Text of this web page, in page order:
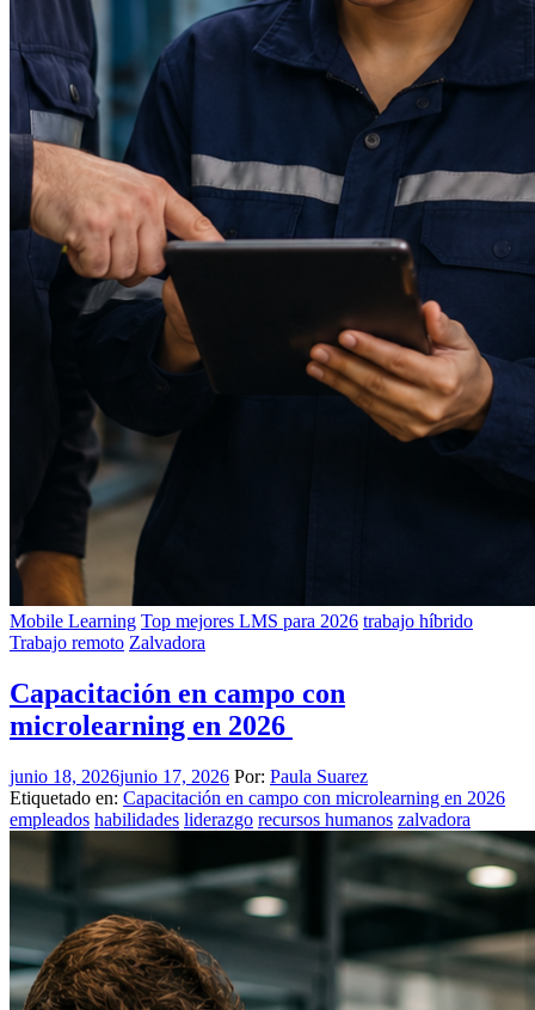
Mobile Learning Top mejores LMS para 2026 trabajo híbrido
Trabajo remoto Zalvadora
Capacitación en campo con
microlearning en 2026
junio 18, 2026junio 17, 2026 Por: Paula Suarez
Etiquetado en: Capacitación en campo con microlearning en 2026
empleados habilidades liderazgo recursos humanos zalvadora